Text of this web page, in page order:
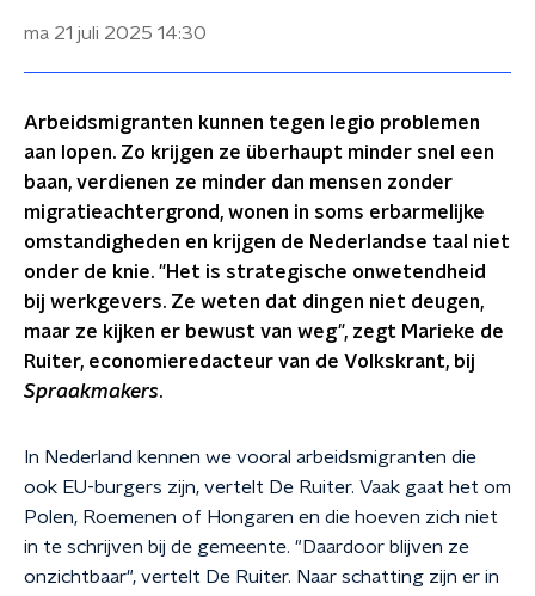
ma 21 juli 2025 14:30
Arbeidsmigranten kunnen tegen legio problemen
aan lopen. Zo krijgen ze überhaupt minder snel een
baan, verdienen ze minder dan mensen zonder
migratieachtergrond, wonen in soms erbarmelijke
omstandigheden en krijgen de Nederlandse taal niet
onder de knie. "Het is strategische onwetendheid
bij werkgevers. Ze weten dat dingen niet deugen,
maar ze kijken er bewust van weg", zegt Marieke de
Ruiter, economieredacteur van de Volkskrant, bij
Spraakmakers.
In Nederland kennen we vooral arbeidsmigranten die
ook EU-burgers zijn, vertelt De Ruiter. Vaak gaat het om
Polen, Roemenen of Hongaren en die hoeven zich niet
in te schrijven bij de gemeente. "Daardoor blijven ze
onzichtbaar", vertelt De Ruiter. Naar schatting zijn er in